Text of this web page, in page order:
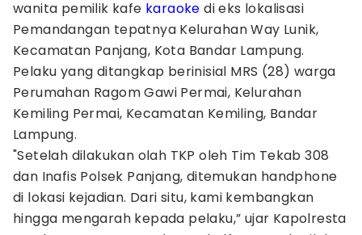
wanita pemilik kafe karaoke di eks lokalisasi
Pemandangan tepatnya Kelurahan Way Lunik,
Kecamatan Panjang, Kota Bandar Lampung.
Pelaku yang ditangkap berinisial MRS (28) warga
Perumahan Ragom Gawi Permai, Kelurahan
Kemiling Permai, Kecamatan Kemiling, Bandar
Lampung.
"Setelah dilakukan olah TKP oleh Tim Tekab 308
dan Inafis Polsek Panjang, ditemukan handphone
di lokasi kejadian. Dari situ, kami kembangkan
hingga mengarah kepada pelaku,” ujar Kapolresta